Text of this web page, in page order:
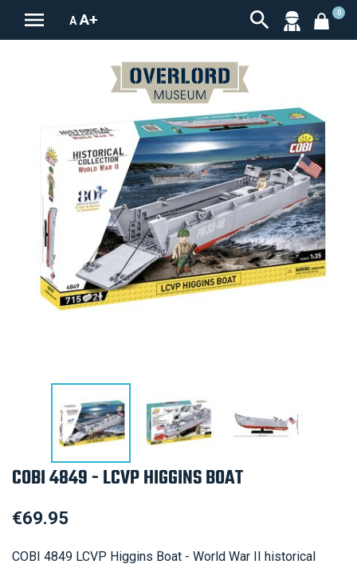
 A A+  0
COBI 4849 - LCVP HIGGINS BOAT
€69.95
COBI 4849 LCVP Higgins Boat - World War II historical